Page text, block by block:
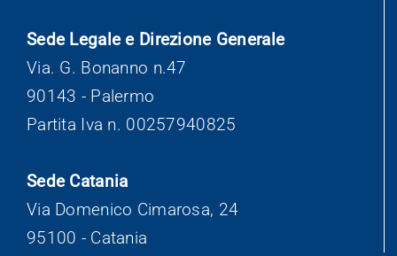
Sede Legale e Direzione Generale
Via. G. Bonanno n.47
90143 - Palermo
Partita Iva n. 00257940825
Sede Catania
Via Domenico Cimarosa, 24
95100 - Catania